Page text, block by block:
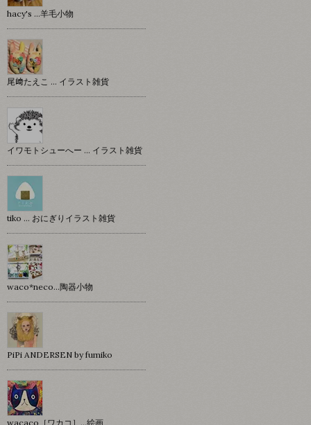
hacy's …羊毛小物
尾﨑たえこ … イラスト雑貨
イワモトシューへー … イラスト雑貨
tiko … おにぎりイラスト雑貨
waco*neco...陶器小物
PiPi ANDERSEN by fumiko
wacaco［ワカコ］…絵画